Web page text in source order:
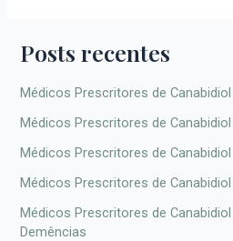
Posts recentes
Médicos Prescritores de
Médicos Prescritores de
Médicos Prescritores de
Médicos Prescritores de
Médicos Prescritores de
Demências